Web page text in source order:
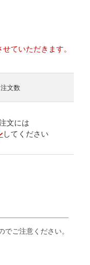
ていただきます。
注文数
文には
してください